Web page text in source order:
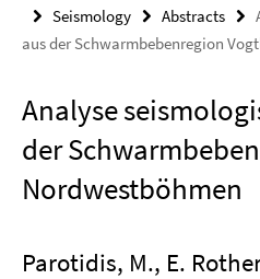
Seismology
Abstracts
aus der Schwarmbebenregion
Analyse
der
Nordwestböhmen
Parotidis, M., E.